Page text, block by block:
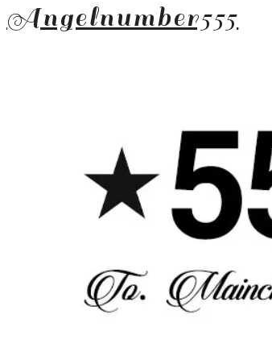
Angelnumber555